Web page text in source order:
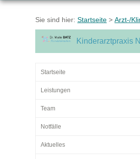
Sie sind hier: Startseite > Arzt-/
Kinderarztpraxis
Startseite
Leistungen
Team
Notfälle
Aktuelles